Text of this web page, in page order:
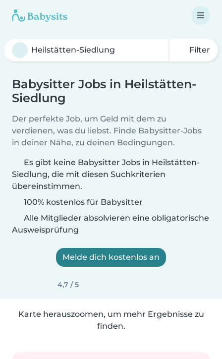
Filter
Babysitter Jobs in Heilstätten-
Siedlung
Der perfekte Job, um Geld mit dem zu
verdienen, was du liebst. Finde Babysitter-Jobs
in deiner Nähe, zu deinen Bedingungen.
Es gibt keine Babysitter Jobs in Heilstätten-
Siedlung, die mit diesen Suchkriterien
übereinstimmen.
100% kostenlos für Babysitter
Alle Mitglieder absolvieren eine obligatorische
Ausweisprüfung
Melde dich kostenlos an
4,7 / 5
Karte herauszoomen, um mehr Ergebnisse zu
finden.